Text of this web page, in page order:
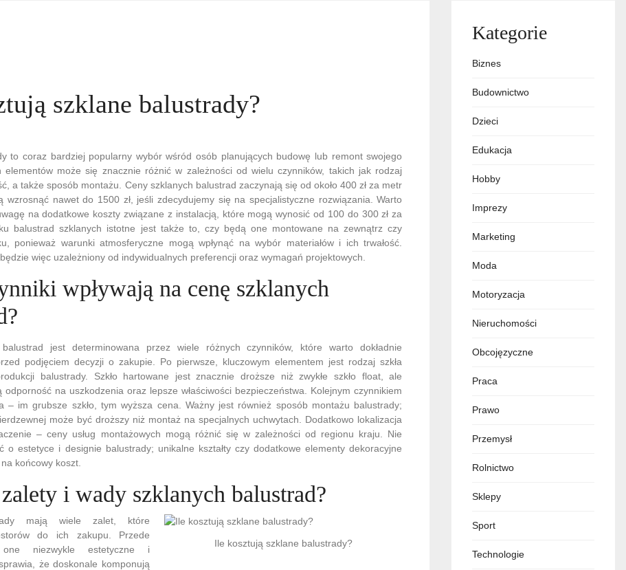
szklane balustrady?
to coraz bardziej popularny wybór wśród osób planujących budowę lub remont swojego
elementów może się znacznie różnić w zależności od wielu czynników, takich jak rodzaj
a także sposób montażu. Ceny szklanych balustrad zaczynają się od około 400 zł za metr
wzrosnąć nawet do 1500 zł, jeśli zdecydujemy się na specjalistyczne rozwiązania. Warto
na dodatkowe koszty związane z instalacją, które mogą wynosić od 100 do 300 zł za
balustrad szklanych istotne jest także to, czy będą one montowane na zewnątrz czy
ponieważ warunki atmosferyczne mogą wpłynąć na wybór materiałów i ich trwałość.
więc uzależniony od indywidualnych preferencji oraz wymagań projektowych.
wpływają na cenę szklanych
jest determinowana przez wiele różnych czynników, które warto dokładnie
podjęciem decyzji o zakupie. Po pierwsze, kluczowym elementem jest rodzaj szkła
balustrady. Szkło hartowane jest znacznie droższe niż zwykłe szkło float, ale
odporność na uszkodzenia oraz lepsze właściwości bezpieczeństwa. Kolejnym czynnikiem
– im grubsze szkło, tym wyższa cena. Ważny jest również sposób montażu balustrady;
może być droższy niż montaż na specjalnych uchwytach. Dodatkowo lokalizacja
– ceny usług montażowych mogą różnić się w zależności od regionu kraju. Nie
o estetyce i designie balustrady; unikalne kształty czy dodatkowe elementy dekoracyjne
końcowy koszt.
i wady szklanych balustrad?
Ile kosztują szklane balustrady?
mają wiele zalet, które
do ich zakupu. Przede
niezwykle estetyczne i
że doskonale komponują
Kategorie
Biznes
Budownictwo
Dzieci
Edukacja
Hobby
Imprezy
Marketing
Moda
Motoryzacja
Nieruchomości
Obcojęzyczne
Praca
Prawo
Przemysł
Rolnictwo
Sklepy
Sport
Technologie